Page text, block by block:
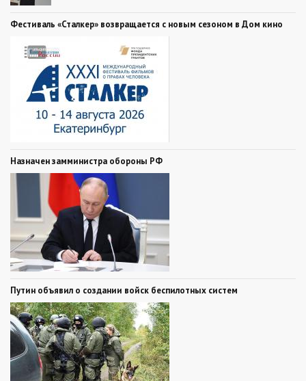
Фестиваль «Сталкер» возвращается с новым сезоном в Дом кино
Назначен замминистра обороны РФ
Путин объявил о создании войск беспилотных систем